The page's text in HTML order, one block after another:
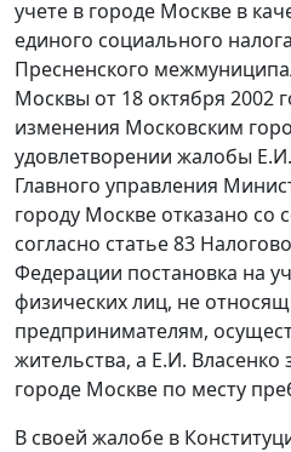
учете в городе Москве в
единого социального
Пресненского
Москвы от 18 октября 2002
изменения Московским
удовлетворении жалобы
Главного управления
городу Москве отказано со
согласно статье 83
Федерации постановка на
физических лиц, не
предпринимателям,
жительства, а Е.И. Власенко
городе Москве по месту
В своей жалобе в